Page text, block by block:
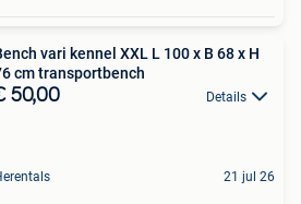
vari kennel XXL L 100 x B 68 x H
cm transportbench
50,00 Details
21 jul 26